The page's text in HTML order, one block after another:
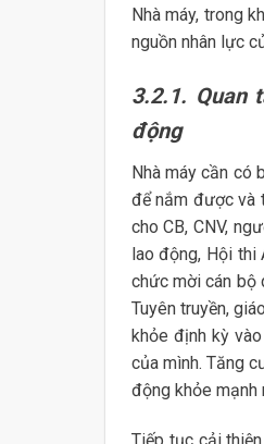
Nhà máy, trong
nguồn nhân lực
3.2.1. Quan
động
Nhà máy cần có
để nắm được và
cho CB, CNV,
lao động, Hội thi
chức mời cán bộ
Tuyên truyền,
khỏe định kỳ
của mình. Tăng
động khỏe mạnh
Tiếp tục cải